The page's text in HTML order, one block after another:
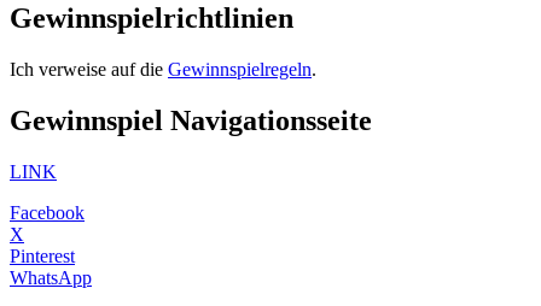
Gewinnspielrichtlinien
Ich verweise auf die Gewinnspielregeln.
Gewinnspiel Navigationsseite
LINK
Facebook
X
Pinterest
WhatsApp